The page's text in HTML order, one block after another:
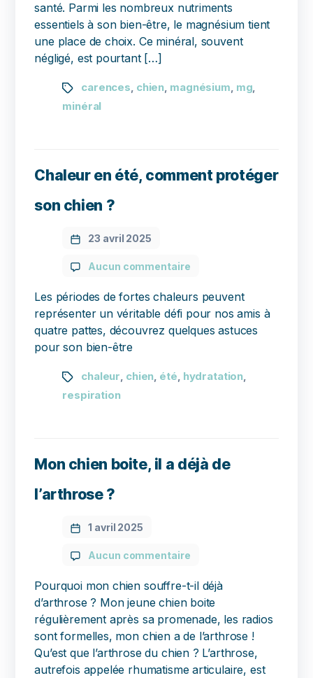
santé. Parmi les nombreux nutriments
essentiels à son bien-être, le magnésium tient
une place de choix. Ce minéral, souvent
négligé, est pourtant […]
carences chien magnésium mg
minéral
Chaleur en été, comment protéger
son chien ?
23 avril 2025
Aucun commentaire
Les périodes de fortes chaleurs peuvent
représenter un véritable défi pour nos amis à
quatre pattes, découvrez quelques astuces
pour son bien-être
chaleur chien été hydratation
respiration
Mon chien boite, il a déjà de
l’arthrose ?
1 avril 2025
Aucun commentaire
Pourquoi mon chien souffre-t-il déjà
d’arthrose ? Mon jeune chien boite
régulièrement après sa promenade, les radios
sont formelles, mon chien a de l’arthrose !
Qu’est que l’arthrose du chien ? L’arthrose,
autrefois appelée rhumatisme articulaire, est